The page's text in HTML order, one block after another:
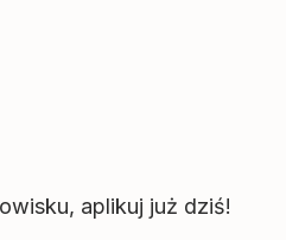
aplikuj już dziś!